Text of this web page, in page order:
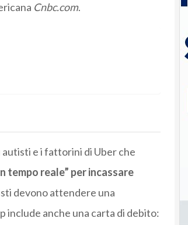
Cnbc.com.
autisti e i fattorini di Uber che
tempo reale” per incassare
devono attendere una
include anche una carta di debito: